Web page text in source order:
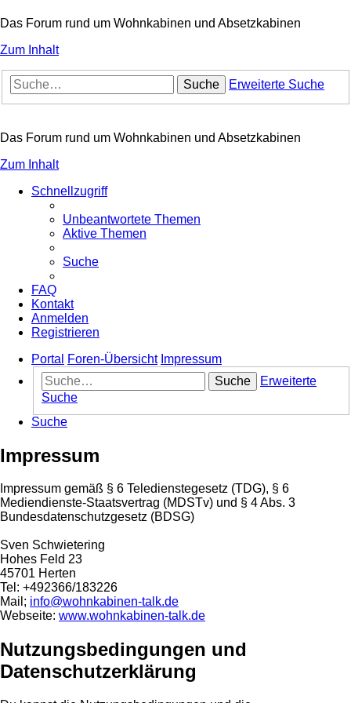
Das Forum rund um Wohnkabinen und Absetzkabinen
Zum Inhalt
Suche Erweiterte Suche
Das Forum rund um Wohnkabinen und Absetzkabinen
Zum Inhalt
Schnellzugriff
Unbeantwortete Themen
Aktive Themen
Suche
FAQ
Kontakt
Anmelden
Registrieren
Portal
Foren-Übersicht Impressum
Suche
Erweiterte
Suche
Suche
Impressum
Impressum gemäß § 6 Teledienstegesetz (TDG), § 6
Mediendienste-Staatsvertrag (MDSTv) und § 4 Abs. 3
Bundesdatenschutzgesetz (BDSG)
Sven Schwietering
Hohes Feld 23
45701 Herten
Tel: +492366/183226
Mail; info@wohnkabinen-talk.de
Webseite: www.wohnkabinen-talk.de
Nutzungsbedingungen und
Datenschutzerklärung